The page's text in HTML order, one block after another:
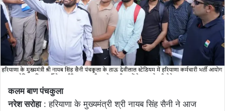
कलम बाण पंचकुला
नरेश सरोहा: हरियाणा के मुख्यमंत्री श्री नायब सिंह सैनी ने आज